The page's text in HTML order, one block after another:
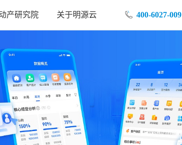
产研究院 关于明源云 400-6027-009